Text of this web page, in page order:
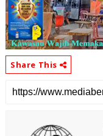
Share This